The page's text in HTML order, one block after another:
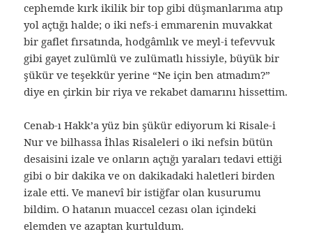
cephemde kırk ikilik bir top gibi düşmanlarıma atıp
yol açtığı halde; o iki nefs-i emmarenin muvakkat
bir gaflet fırsatında, hodgâmlık ve meyl-i tefevvuk
gibi gayet zulümlü ve zulümatlı hissiyle, büyük bir
şükür ve teşekkür yerine “Ne için ben atmadım?”
diye en çirkin bir riya ve rekabet damarını hissettim.
Cenab-ı Hakk’a yüz bin şükür ediyorum ki Risale-i
Nur ve bilhassa İhlas Risaleleri o iki nefsin bütün
desaisini izale ve onların açtığı yaraları tedavi ettiği
gibi o bir dakika ve on dakikadaki haletleri birden
izale etti. Ve manevî bir istiğfar olan kusurumu
bildim. O hatanın muaccel cezası olan içindeki
elemden ve azaptan kurtuldum.